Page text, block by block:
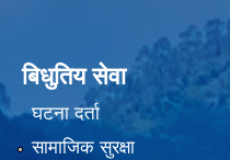
बिधुतिय सेवा
घटना दर्ता
सामाजिक सुरक्षा